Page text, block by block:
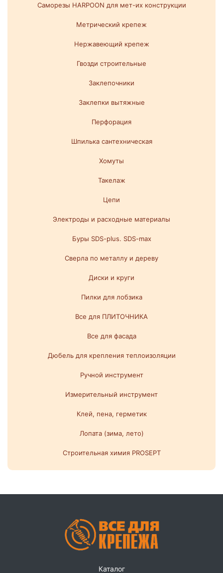
Саморезы HARPOON для мет-их конструкции
Метрический крепеж
Нержавеющий крепеж
Гвозди строительные
Заклепочники
Заклепки вытяжные
Перфорация
Шпилька сантехническая
Хомуты
Такелаж
Цепи
Электроды и расходные материалы
Буры SDS-plus. SDS-max
Сверла по металлу и дереву
Диски и круги
Пилки для лобзика
Все для ПЛИТОЧНИКА
Все для фасада
Дюбель для крепления теплоизоляции
Ручной инструмент
Измерительный инструмент
Клей, пена, герметик
Лопата (зима, лето)
Строительная химия PROSEPT
Каталог